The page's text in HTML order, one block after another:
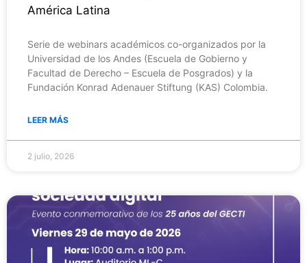
América Latina
Serie de webinars académicos co-organizados por la
Universidad de los Andes (Escuela de Gobierno y
Facultad de Derecho – Escuela de Posgrados) y la
Fundación Konrad Adenauer Stiftung (KAS) Colombia.
LEER MÁS
2 julio, 2026